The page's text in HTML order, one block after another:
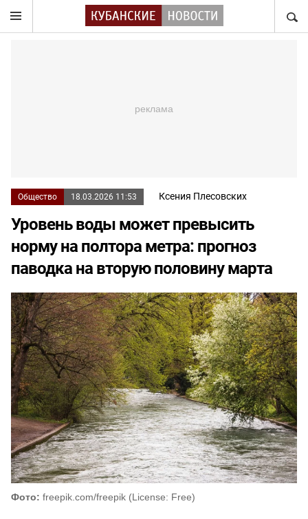
Общество 18.03.2026 11:53 Ксения Плесовских
Уровень воды может превысить
норму на полтора метра: прогноз
паводка на вторую половину марта
Фото: freepik.com/freepik (License: Free)